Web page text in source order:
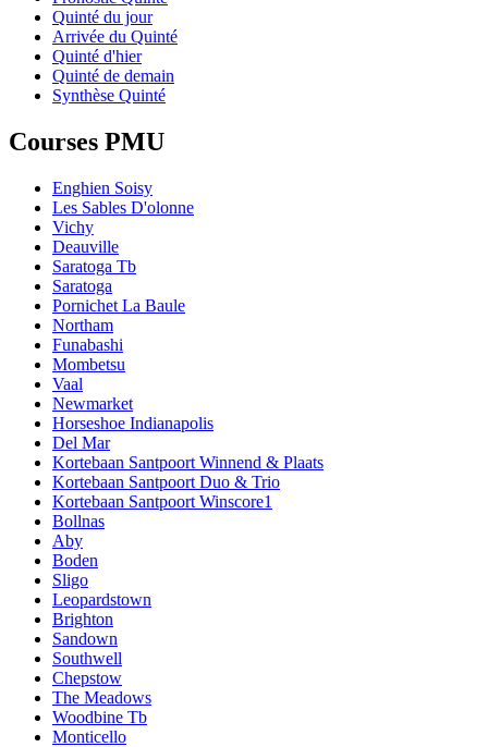
Quinté du jour
Arrivée du Quinté
Quinté d'hier
Quinté de demain
Synthèse Quinté
Courses PMU
Enghien Soisy
Les Sables D'olonne
Vichy
Deauville
Saratoga Tb
Saratoga
Pornichet La Baule
Northam
Funabashi
Mombetsu
Vaal
Newmarket
Horseshoe Indianapolis
Del Mar
Kortebaan Santpoort Winnend & Plaats
Kortebaan Santpoort Duo & Trio
Kortebaan Santpoort Winscore1
Bollnas
Aby
Boden
Sligo
Leopardstown
Brighton
Sandown
Southwell
Chepstow
The Meadows
Woodbine Tb
Monticello